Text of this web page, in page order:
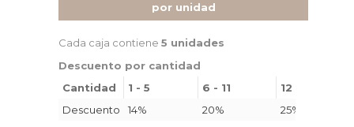
por unidad
Cada caja contiene 5 unidades
Descuento por cantidad
Cantidad
1 - 5 6 - 11
12 - 23
Descuento
14% 20%
25%